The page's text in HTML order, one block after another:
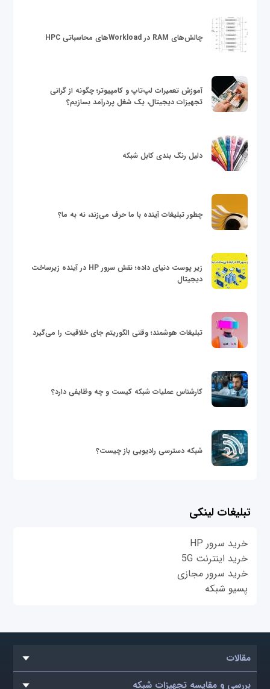
چالش‌های RAM در Workloadهای محاسباتی HPC
آموزش تعمیرات لپ‌تاپ و کامپیوتر؛ چگونه از گرانی
تجهیزات دیجیتال، یک شغل پردرآمد بسازیم؟
دلیل رنگ بندی کابل شبکه
چطور تبلیغات آینده با ما حرف می‌زند، نه به ما؟
زیر پوست دنیای داده؛ نقش سرور HP در آینده زیرساخت
دیجیتال
تبلیغات هوشمند؛ وقتی الگوریتم جای خلاقیت را می‌گیرد
کارشناس عملیات شبکه کیست و چه وظایفی دارد؟
شبکه دسترسی رادیویی باز چیست؟
تبلیغات لینکی
خرید سرور HP
خرید اینترنت 5G
خرید سرور مجازی
پسیو شبکه
مقالات
بررسی و مقایسه تجهیزات شبکه